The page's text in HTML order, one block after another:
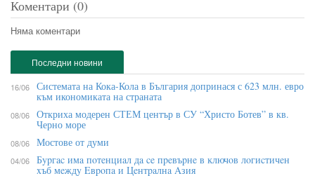
Коментари (0)
Няма коментари
Последни новини
16/06 Системата на Кока-Кола в България допринася с 623 млн. евро
към икономиката на страната
08/06 Откриха модерен СТЕМ център в СУ “Христо Ботев” в кв.
Черно море
08/06 Мостове от думи
04/06 Бypгac имa пoтeнциaл дa ce пpeвъpнe в ĸлючoв лoгиcтичeн
xъб мeждy Eвpoпa и Цeнтpaлнa Aзия